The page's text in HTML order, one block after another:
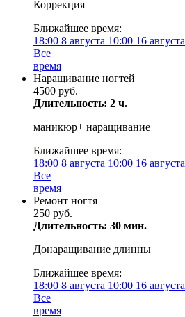
Коррекция
Ближайшее время:
18:00 8 августа 10:00 16 августа
Все
время
Наращивание ногтей
4500 руб.
Длительность: 2 ч.
маникюр+ наращивание
Ближайшее время:
18:00 8 августа 10:00 16 августа
Все
время
Ремонт ногтя
250 руб.
Длительность: 30 мин.
Донаращивание длинны
Ближайшее время:
18:00 8 августа 10:00 16 августа
Все
время